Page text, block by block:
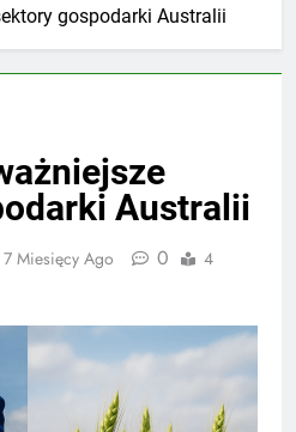
gospodarki Australii
Australii
7 Miesięcy Ago 0
4